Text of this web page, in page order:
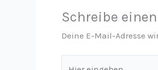
Schreibe
Deine E-Mail-Adresse